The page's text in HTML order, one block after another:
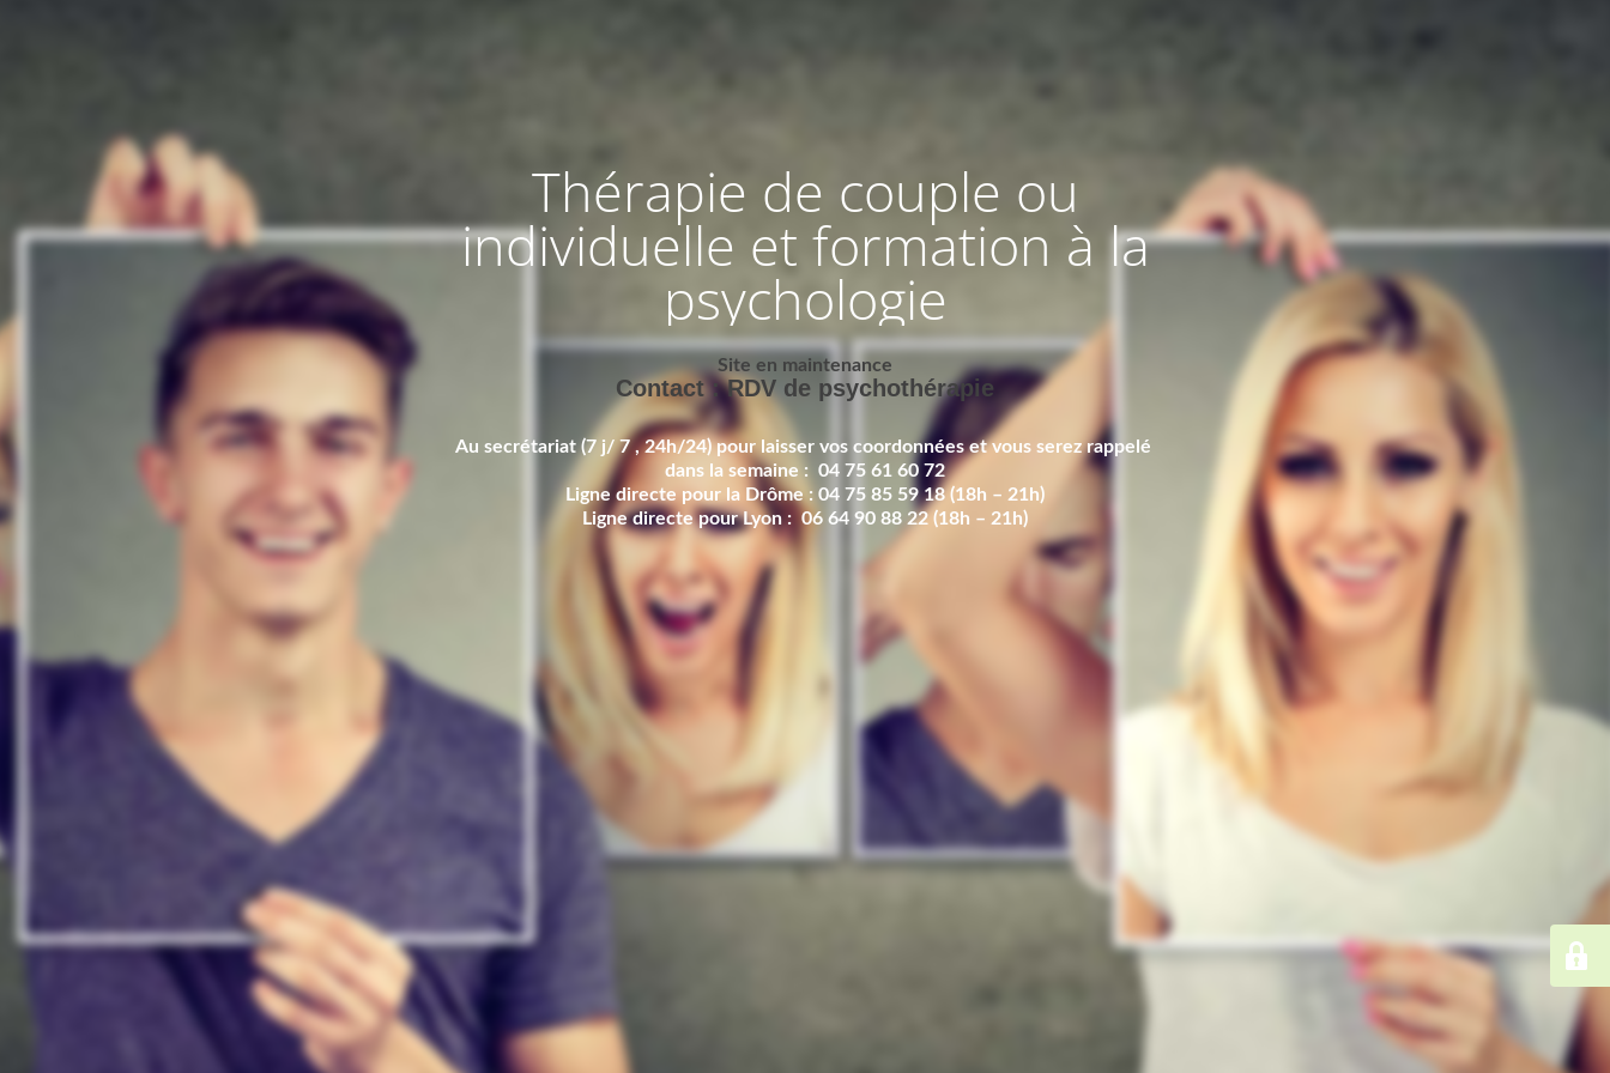
Thérapie de couple ou
individuelle et formation à la
psychologie
Site en maintenance
Contact : RDV de psychothérapie
Au secrétariat (7 j/ 7 , 24h/24) pour laisser vos coordonnées et vous serez rappelé
dans la semaine : 04 75 61 60 72
Ligne directe pour la Drôme : 04 75 85 59 18 (18h – 21h)
Ligne directe pour Lyon : 06 64 90 88 22 (18h – 21h)